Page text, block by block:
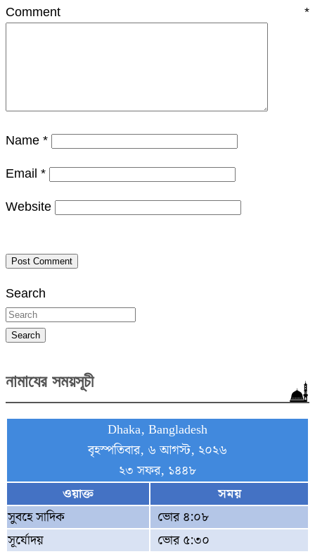
Comment *
Name *
Email *
Website
Search
Search
নামাযের সময়সূচী
Dhaka, Bangladesh
বৃহস্পতিবার, ৬ আগস্ট, ২০২৬
২৩ সফর, ১৪৪৮
ওয়াক্ত
সময়
সুবহে সাদিক
ভোর ৪:০৮
সূর্যোদয়
ভোর ৫:৩০